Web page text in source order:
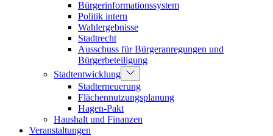
Bürgerinformationssystem
Politik intern
Wahlergebnisse
Stadtrecht
Ausschuss für Bürgeranregungen und
Bürgerbeteiligung
Stadtentwicklung
Stadterneuerung
Flächennutzungsplanung
Hagen-Pakt
Haushalt und Finanzen
Veranstaltungen